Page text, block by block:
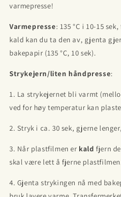
varmepresse!
Varmepresse: 135 °C i 10-15
kald kan du ta den av, gjenta
bakepapir (135 °C, 10 sek).
Strykejern/liten håndpresse:
1. La strykejernet bli varmt
ved for høy temperatur kan
2. Stryk i ca. 30 sek, gjerne
3. Når plastfilmen er kald fjern
skal være lett å fjerne
4. Gjenta strykingen nå med